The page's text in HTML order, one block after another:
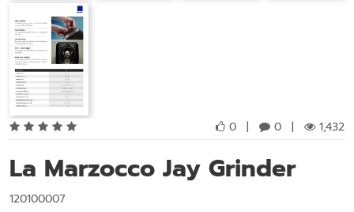
0 | 0 | 1,432
La Marzocco Jay Grinder
120100007